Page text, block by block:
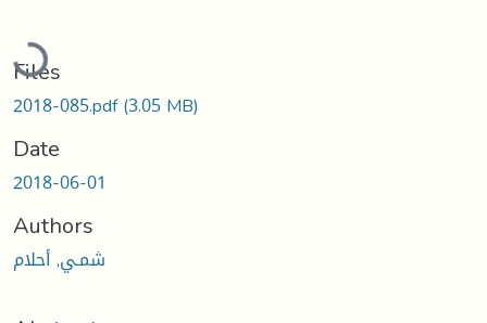
Loading...
Files
2018-085.pdf(3.05 MB)
Date
2018-06-01
Authors
شمـي, أحلام